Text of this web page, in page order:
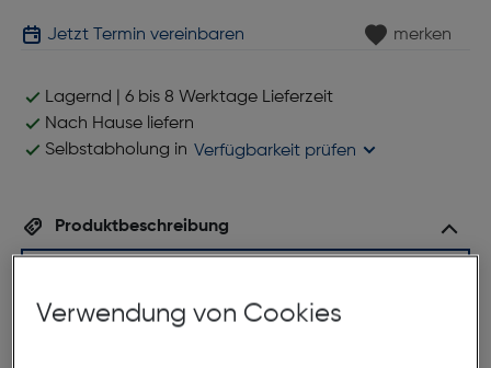
Jetzt Termin vereinbaren merken
Lagernd | 6 bis 8 Werktage Lieferzeit
Nach Hause liefern
Selbstabholung in Verfügbarkeit prüfen
Produktbeschreibung
ArtNr.: 879962636
Verwendung von Cookies